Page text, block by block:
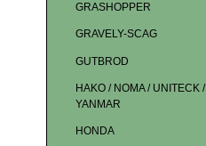
GRASHOPPER
GRAVELY-SCAG
GUTBROD
HAKO / NOMA / UNITECK /
YANMAR
HONDA